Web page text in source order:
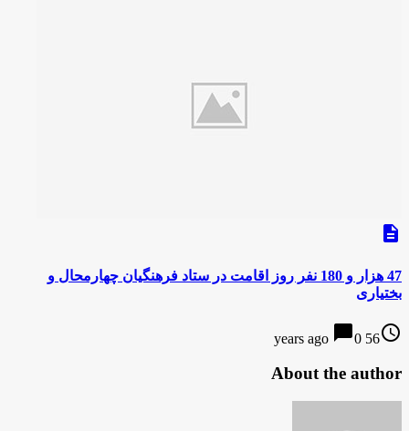
description
47 هزار و 180 نفر روز اقامت در ستاد فرهنگیان چهارمحال و
بختیاری
access_time
56 years ago
chat_bubble0
About the author